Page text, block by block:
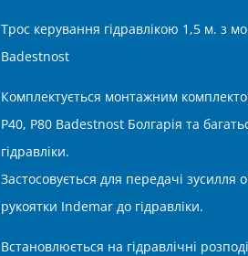
Трос керування гідравлікою 1,5 м. з
Badestnost
Комплектується монтажним
P40, P80 Badestnost Болгарія та
гідравліки.
Застосовується для передачі
рукоятки Indemar до гідравліки.
Встановлюється на гідравлічні